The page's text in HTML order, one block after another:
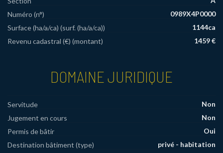
Numéro (n°)
0989X4P0000
Surface (ha/a/ca) (surf. (ha/a/ca))
1144ca
Revenu cadastral (€) (montant)
1459 €
DOMAINE JURIDIQUE
Servitude
Non
Jugement en cours
Non
Permis de bâtir
Oui
Destination bâtiment (type)
privé - habitation